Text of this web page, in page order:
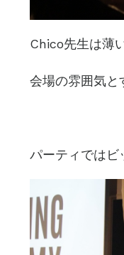
Chico先生は薄
会場の雰囲気と
パーティではビ